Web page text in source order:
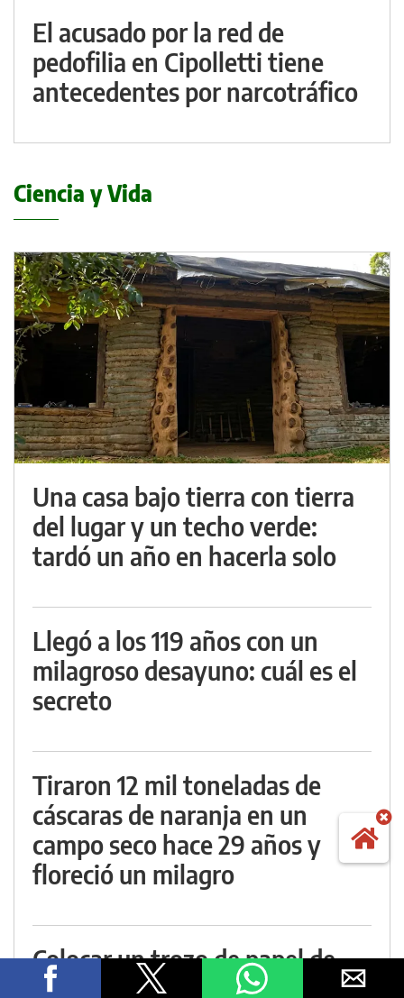
El acusado por la red de
pedofilia en Cipolletti tiene
antecedentes por narcotráfico
Ciencia y Vida
Una casa bajo tierra con tierra
del lugar y un techo verde:
tardó un año en hacerla solo
Llegó a los 119 años con un
milagroso desayuno: cuál es el
secreto
Tiraron 12 mil toneladas de
cáscaras de naranja en un
campo seco hace 29 años y
floreció un milagro
Colocar un trozo de papel de
aluminio debajo del televisor: